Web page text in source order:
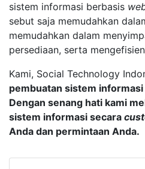
sistem informasi berbasis
sebut saja memudahkan
memudahkan dalam
persediaan, serta
Kami, Social Technology
pembuatan sistem
Dengan senang hati kami
sistem informasi secara
Anda dan permintaan Anda.